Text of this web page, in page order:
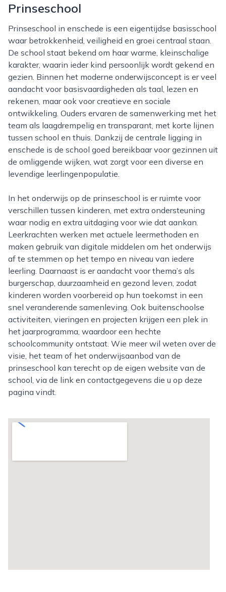
Prinseschool
Prinseschool in enschede is een eigentijdse basisschool
waar betrokkenheid, veiligheid en groei centraal staan.
De school staat bekend om haar warme, kleinschalige
karakter, waarin ieder kind persoonlijk wordt gekend en
gezien. Binnen het moderne onderwijsconcept is er veel
aandacht voor basisvaardigheden als taal, lezen en
rekenen, maar ook voor creatieve en sociale
ontwikkeling. Ouders ervaren de samenwerking met het
team als laagdrempelig en transparant, met korte lijnen
tussen school en thuis. Dankzij de centrale ligging in
enschede is de school goed bereikbaar voor gezinnen uit
de omliggende wijken, wat zorgt voor een diverse en
levendige leerlingenpopulatie.
In het onderwijs op de prinseschool is er ruimte voor
verschillen tussen kinderen, met extra ondersteuning
waar nodig en extra uitdaging voor wie dat aankan.
Leerkrachten werken met actuele leermethoden en
maken gebruik van digitale middelen om het onderwijs
af te stemmen op het tempo en niveau van iedere
leerling. Daarnaast is er aandacht voor thema’s als
burgerschap, duurzaamheid en gezond leven, zodat
kinderen worden voorbereid op hun toekomst in een
snel veranderende samenleving. Ook buitenschoolse
activiteiten, vieringen en projecten krijgen een plek in
het jaarprogramma, waardoor een hechte
schoolcommunity ontstaat. Wie meer wil weten over de
visie, het team of het onderwijsaanbod van de
prinseschool kan terecht op de eigen website van de
school, via de link en contactgegevens die u op deze
pagina vindt.